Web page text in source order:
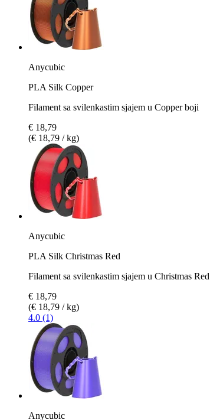
Anycubic
PLA Silk Copper
Filament sa svilenkastim sjajem u Copper boji
€ 18,79
(€ 18,79 / kg)
Anycubic
PLA Silk Christmas Red
Filament sa svilenkastim sjajem u Christmas Red
€ 18,79
(€ 18,79 / kg)
4.0 (1)
Anycubic